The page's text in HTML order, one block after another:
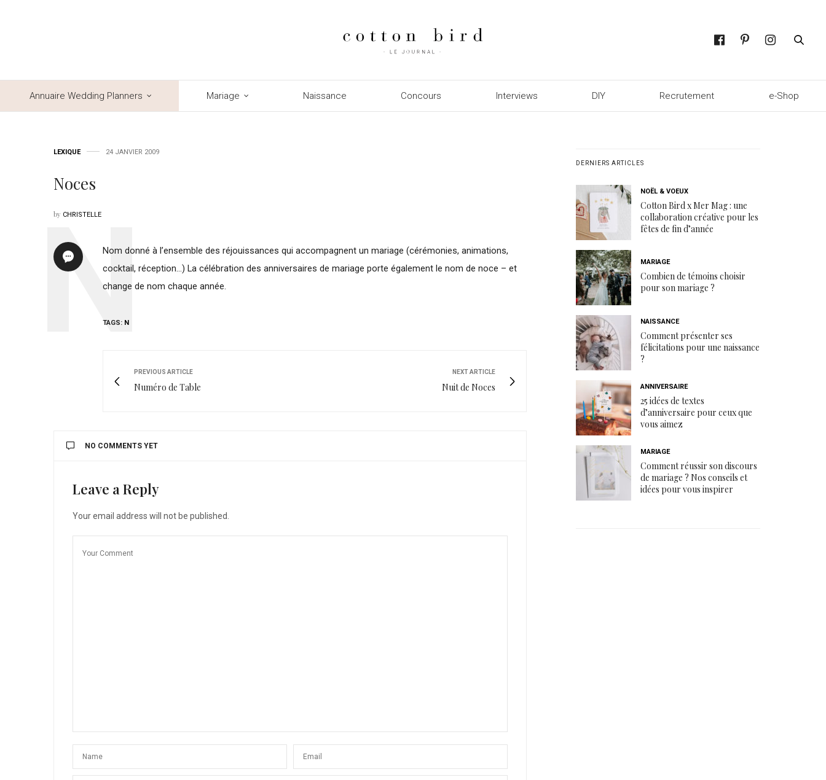
Annuaire Wedding Planners Mariage Naissance Concours Interviews DIY Recrutement e-Shop
LEXIQUE 24 JANVIER 2009
Noces
by CHRISTELLE
Nom donné à l’ensemble des réjouissances qui accompagnent un mariage (cérémonies, animations,
cocktail, réception…) La célébration des anniversaires de mariage porte également le nom de noce – et
change de nom chaque année.
TAGS: N
PREVIOUS ARTICLE
Numéro de Table
NEXT ARTICLE
Nuit de Noces
NO COMMENTS YET
Leave a Reply
Your email address will not be published.
DERNIERS ARTICLES
NOËL & VOEUX
Cotton Bird x Mer Mag : une
collaboration créative pour les
fêtes de fin d’année
MARIAGE
Combien de témoins choisir
pour son mariage ?
NAISSANCE
Comment présenter ses
félicitations pour une naissance
?
ANNIVERSAIRE
25 idées de textes
d’anniversaire pour ceux que
vous aimez
MARIAGE
Comment réussir son discours
de mariage ? Nos conseils et
idées pour vous inspirer